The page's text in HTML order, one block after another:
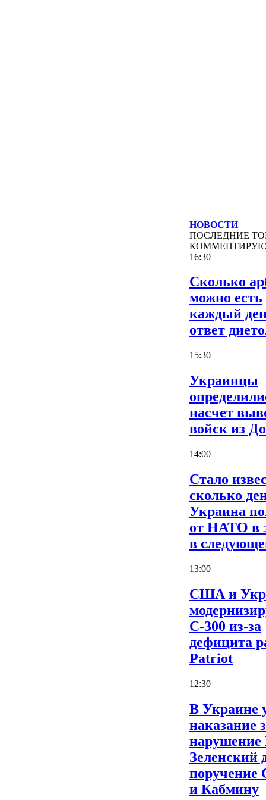
НОВОСТИ
ПОСЛЕДНИЕ
16:30
Сколько
можно есть
каждый
ответ
15:30
Украинцы
насчет
войск из
14:00
Стало
сколько
Украина
от НАТО в
в
13:00
США и
С-300 из-за
дефицита
Patriot
12:30
В Украине
наказание
Зеленский
и Кабмину